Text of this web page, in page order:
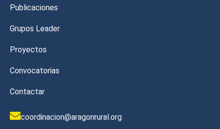
Publicaciones
Grupos Leader
Proyectos
Convocatorias
Contactar
coordinacion@aragonrural.org